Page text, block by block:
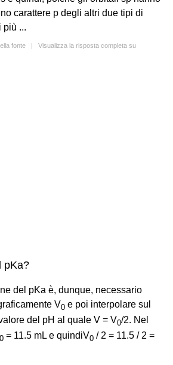
carattere p degli altri due tipi di
più ...
fonte | Visualizza la risposta completa su
pKa?
del pKa è, dunque, necessario
V0 e poi interpolare sul
del pH al quale V = V0/2. Nel
0 = 11.5 mL e quindiV0 / 2 = 11.5 / 2 =